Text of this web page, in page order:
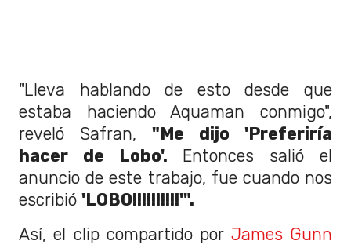
"Lleva hablando de esto desde que
estaba haciendo Aquaman conmigo",
reveló Safran, "Me dijo 'Preferiría
hacer de Lobo'. Entonces salió el
anuncio de este trabajo, fue cuando nos
escribió 'LOBO!!!!!!!!!!'".
Así, el clip compartido por James Gunn